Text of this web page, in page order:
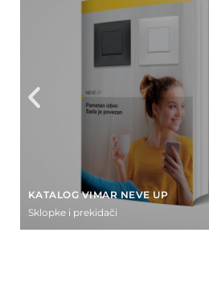
KATALOG VIMAR NEVE UP
Sklopke i prekidači